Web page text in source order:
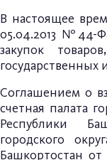
В настоящее
05.04.2013 №44-
закупок
Соглашением о
счетная палата
Республики
городского
Башкортостан от